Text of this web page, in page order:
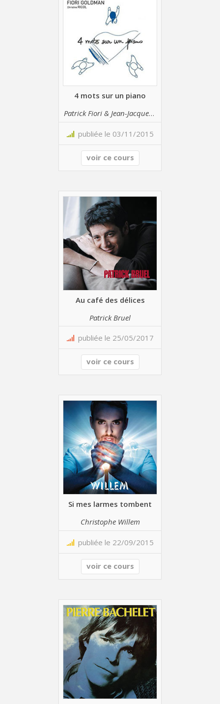
4 mots sur un piano
Patrick Fiori & Jean-Jacques Goldman
publiée le 03/11/2015
voir ce cours
Au café des délices
Patrick Bruel
publiée le 25/05/2017
voir ce cours
Si mes larmes tombent
Christophe Willem
publiée le 22/09/2015
voir ce cours